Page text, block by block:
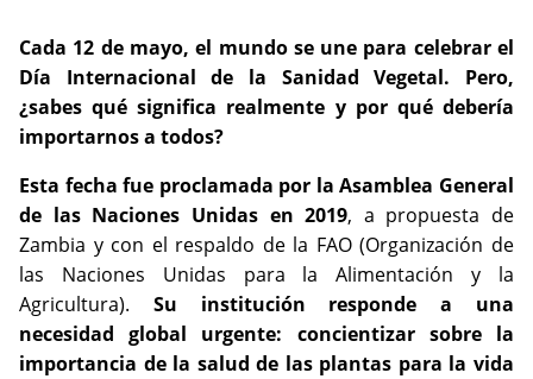
Cada 12 de mayo, el mundo se une para celebrar el
Día Internacional de la Sanidad Vegetal. Pero,
¿sabes qué significa realmente y por qué debería
importarnos a todos?
Esta fecha fue proclamada por la Asamblea General
de las Naciones Unidas en 2019, a propuesta de
Zambia y con el respaldo de la FAO (Organización de
las Naciones Unidas para la Alimentación y la
Agricultura). Su institución responde a una
necesidad global urgente: concientizar sobre la
importancia de la salud de las plantas para la vida